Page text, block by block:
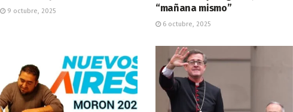
9 octubre, 2025
“mañana mismo”
6 octubre, 2025